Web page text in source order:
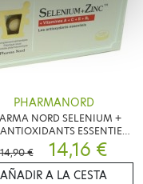
PHARMANORD
NORD SELENIUM +
ESSENTIELS
90 COMP
14,90 € 14,16 €
AÑADIR A LA CESTA